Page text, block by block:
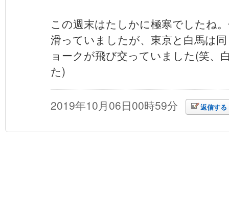
この週末はたしかに極寒でしたね
滑っていましたが、東京と白馬は
ョークが飛び交っていました(笑、
た)
2019年10月06日00時59分 返信する